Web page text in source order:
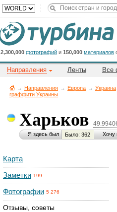
2,300,000 фотографий и 150,000 материалов
Направления Ленты Все
→ Направления → Европа → Украина
граффити Украины
Харьков
Я здесь был Было: 362 Хочу
Карта
Заметки 199
Фотографии 5 276
Отзывы, советы